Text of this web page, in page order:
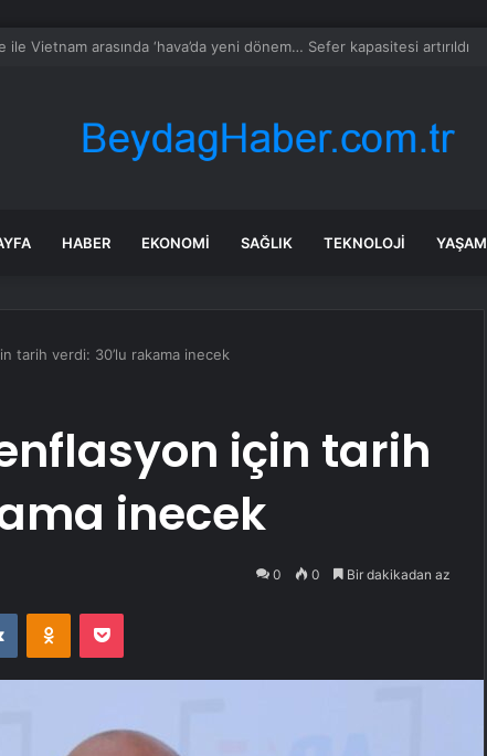
Bayramı’nda Edremit’te Yoğun Trafik
HABER EKONOMI SAĞLIK TEKNOLOJI YAŞAM
tarih verdi: 30’lu rakama inecek
için tarih
inecek
0 0 Bir dakikadan az
VKontakteOdnoklassniki
Pocket